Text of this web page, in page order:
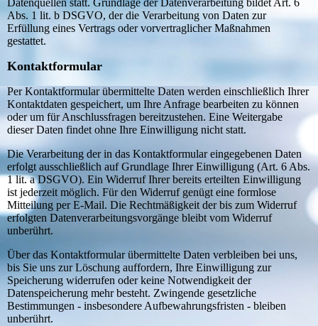
Datenquellen statt. Grundlage der Datenverarbeitung bildet Art. 6
Abs. 1 lit. b DSGVO, der die Verarbeitung von Daten zur
Erfüllung eines Vertrags oder vorvertraglicher Maßnahmen
gestattet.
Kontaktformular
Per Kontaktformular übermittelte Daten werden einschließlich Ihrer
Kontaktdaten gespeichert, um Ihre Anfrage bearbeiten zu können
oder um für Anschlussfragen bereitzustehen. Eine Weitergabe
dieser Daten findet ohne Ihre Einwilligung nicht statt.
Die Verarbeitung der in das Kontaktformular eingegebenen Daten
erfolgt ausschließlich auf Grundlage Ihrer Einwilligung (Art. 6 Abs.
1 lit. a DSGVO). Ein Widerruf Ihrer bereits erteilten Einwilligung
ist jederzeit möglich. Für den Widerruf genügt eine formlose
Mitteilung per E-Mail. Die Rechtmäßigkeit der bis zum Widerruf
erfolgten Datenverarbeitungsvorgänge bleibt vom Widerruf
unberührt.
Über das Kontaktformular übermittelte Daten verbleiben bei uns,
bis Sie uns zur Löschung auffordern, Ihre Einwilligung zur
Speicherung widerrufen oder keine Notwendigkeit der
Datenspeicherung mehr besteht. Zwingende gesetzliche
Bestimmungen - insbesondere Aufbewahrungsfristen - bleiben
unberührt.